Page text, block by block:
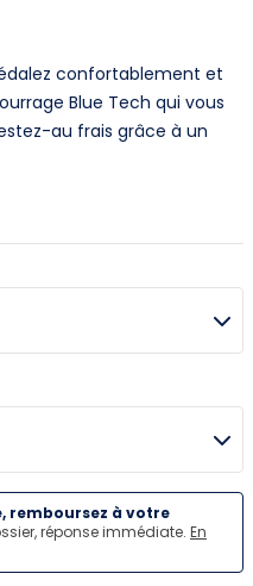
confortablement et
Blue Tech qui vous
au frais grâce à un
remboursez à votre
réponse immédiate. En